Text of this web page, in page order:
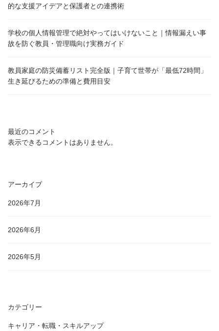
的な支援アイデアと保護者との連携術
学校の個人情報管理で絶対やってはいけないこと｜情報漏えい事
故を防ぐ教員・管理職向け実務ガイド
教員家庭の防災備蓄リスト完全版｜子育て世帯が「最低72時間」
生き延びるための準備と費用目安
最近のコメント
表示できるコメントはありません。
アーカイブ
2026年7月
2026年6月
2026年5月
カテゴリー
キャリア・転職・スキルアップ